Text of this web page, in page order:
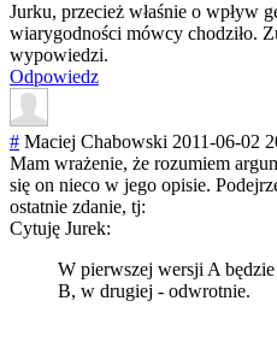
Jurku, przecież właśnie o wpływ
wiarygodności mówcy chodziło.
wypowiedzi.
Odpowiedz
# Maciej Chabowski 2011-06-02
Mam wrażenie, że rozumiem
się on nieco w jego opisie.
ostatnie zdanie, tj:
Cytuję Jurek:
W pierwszej wersji A
B, w drugiej - odwrotnie.